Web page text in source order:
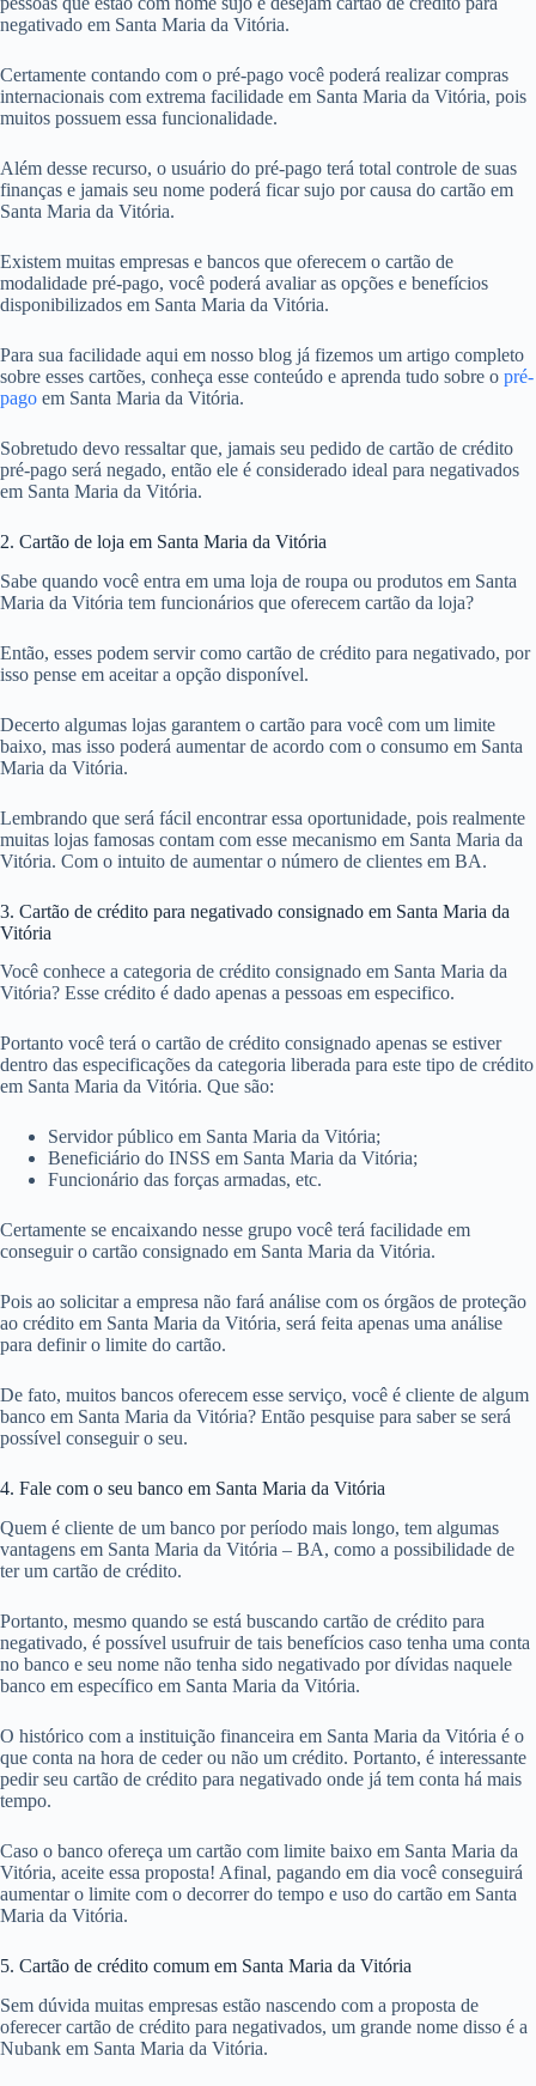
negativado em Santa Maria da Vitória.
Certamente contando com o pré-pago você poderá realizar compras
internacionais com extrema facilidade em Santa Maria da Vitória, pois
muitos possuem essa funcionalidade.
Além desse recurso, o usuário do pré-pago terá total controle de suas
finanças e jamais seu nome poderá ficar sujo por causa do cartão em
Santa Maria da Vitória.
Existem muitas empresas e bancos que oferecem o cartão de
modalidade pré-pago, você poderá avaliar as opções e benefícios
disponibilizados em Santa Maria da Vitória.
Para sua facilidade aqui em nosso blog já fizemos um artigo completo
sobre esses cartões, conheça esse conteúdo e aprenda tudo sobre o pré-
pago em Santa Maria da Vitória.
Sobretudo devo ressaltar que, jamais seu pedido de cartão de crédito
pré-pago será negado, então ele é considerado ideal para negativados
em Santa Maria da Vitória.
2. Cartão de loja em Santa Maria da Vitória
Sabe quando você entra em uma loja de roupa ou produtos em Santa
Maria da Vitória tem funcionários que oferecem cartão da loja?
Então, esses podem servir como cartão de crédito para negativado, por
isso pense em aceitar a opção disponível.
Decerto algumas lojas garantem o cartão para você com um limite
baixo, mas isso poderá aumentar de acordo com o consumo em Santa
Maria da Vitória.
Lembrando que será fácil encontrar essa oportunidade, pois realmente
muitas lojas famosas contam com esse mecanismo em Santa Maria da
Vitória. Com o intuito de aumentar o número de clientes em BA.
3. Cartão de crédito para negativado consignado em Santa Maria da
Vitória
Você conhece a categoria de crédito consignado em Santa Maria da
Vitória? Esse crédito é dado apenas a pessoas em especifico.
Portanto você terá o cartão de crédito consignado apenas se estiver
dentro das especificações da categoria liberada para este tipo de crédito
em Santa Maria da Vitória. Que são:
Servidor público em Santa Maria da Vitória;
Beneficiário do INSS em Santa Maria da Vitória;
Funcionário das forças armadas, etc.
Certamente se encaixando nesse grupo você terá facilidade em
conseguir o cartão consignado em Santa Maria da Vitória.
Pois ao solicitar a empresa não fará análise com os órgãos de proteção
ao crédito em Santa Maria da Vitória, será feita apenas uma análise
para definir o limite do cartão.
De fato, muitos bancos oferecem esse serviço, você é cliente de algum
banco em Santa Maria da Vitória? Então pesquise para saber se será
possível conseguir o seu.
4. Fale com o seu banco em Santa Maria da Vitória
Quem é cliente de um banco por período mais longo, tem algumas
vantagens em Santa Maria da Vitória – BA, como a possibilidade de
ter um cartão de crédito.
Portanto, mesmo quando se está buscando cartão de crédito para
negativado, é possível usufruir de tais benefícios caso tenha uma conta
no banco e seu nome não tenha sido negativado por dívidas naquele
banco em específico em Santa Maria da Vitória.
O histórico com a instituição financeira em Santa Maria da Vitória é o
que conta na hora de ceder ou não um crédito. Portanto, é interessante
pedir seu cartão de crédito para negativado onde já tem conta há mais
tempo.
Caso o banco ofereça um cartão com limite baixo em Santa Maria da
Vitória, aceite essa proposta! Afinal, pagando em dia você conseguirá
aumentar o limite com o decorrer do tempo e uso do cartão em Santa
Maria da Vitória.
5. Cartão de crédito comum em Santa Maria da Vitória
Sem dúvida muitas empresas estão nascendo com a proposta de
oferecer cartão de crédito para negativados, um grande nome disso é a
Nubank em Santa Maria da Vitória.